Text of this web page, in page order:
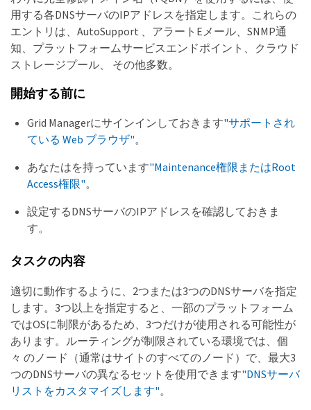
用する各DNSサーバのIPアドレスを指定します。これらの
エントリは、AutoSupport 、アラートEメール、SNMP通
知、プラットフォームサービスエンドポイント、クラウド
ストレージプール、 その他多数。
開始する前に
Grid Managerにサインインしておきます"サポートされ
ている Web ブラウザ"。
あなたはを持っています"Maintenance権限またはRoot
Access権限"。
設定するDNSサーバのIPアドレスを確認しておきま
す。
タスクの内容
適切に動作するように、2つまたは3つのDNSサーバを指定
します。3つ以上を指定すると、一部のプラットフォーム
ではOSに制限があるため、3つだけが使用される可能性が
あります。ルーティングが制限されている環境では、個
々 のノード（通常はサイトのすべてのノード）で、最大3
つのDNSサーバの異なるセットを使用できます"DNSサーバ
リストをカスタマイズします"。